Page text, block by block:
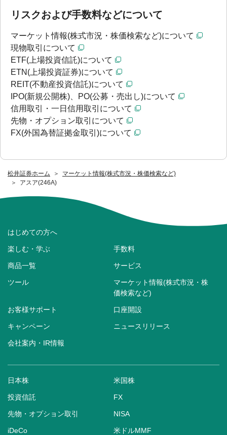
松井証券ホーム
マーケット情報(株式市況・株価検索など)
アスア(246A)
リスクおよび手数料などについて
マーケット情報(株式市況・株価検索など)について
現物取引について
ETF(上場投資信託)について
ETN(上場投資証券)について
REIT(不動産投資信託)について
IPO(新規公開株)、PO(公募・売出し)について
信用取引・一日信用取引について
先物・オプション取引について
FX(外国為替証拠金取引)について
はじめての方へ
楽しむ・学ぶ 手数料
商品一覧 サービス
ツール
マーケット情報(株式市況・株
価検索など)
お客様サポート 口座開設
キャンペーン ニュースリリース
会社案内・IR情報
日本株 米国株
投資信託 FX
先物・オプション取引 NISA
iDeCo 米ドルMMF